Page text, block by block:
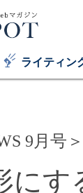
ライティン
9月号＞
にす